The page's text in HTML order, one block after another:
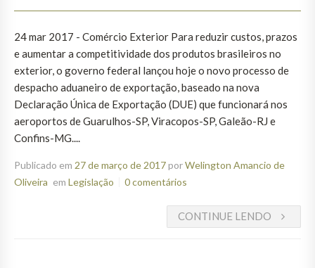
24 mar 2017 - Comércio Exterior Para reduzir custos, prazos
e aumentar a competitividade dos produtos brasileiros no
exterior, o governo federal lançou hoje o novo processo de
despacho aduaneiro de exportação, baseado na nova
Declaração Única de Exportação (DUE) que funcionará nos
aeroportos de Guarulhos-SP, Viracopos-SP, Galeão-RJ e
Confins-MG....
Publicado em 27 de março de 2017porWelington Amancio de
Oliveira em Legislação 0 comentários
CONTINUE LENDO